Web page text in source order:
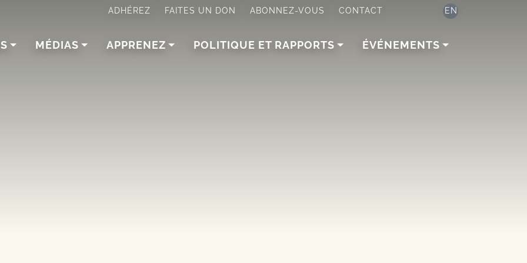
ADHÉREZ FAITES UN DON ABONNEZ-VOUS CONTACT EN
MÉDIAS APPRENEZ POLITIQUE ET RAPPORTS ÉVÉNEMENTS